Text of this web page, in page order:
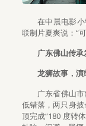
在中晨电影
联制片夏爽说：“
广东佛山传
龙狮故事，
广东省佛山
低错落，两只身
顶完成“180 度转